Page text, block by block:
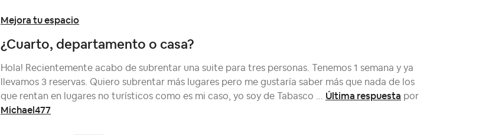
Mejora tu espacio
¿Cuarto, departamento o casa?
Hola! Recientemente acabo de subrentar una suite para tres personas. Tenemos 1 semana y ya
llevamos 3 reservas. Quiero subrentar más lugares pero me gustaría saber más que nada de los
que rentan en lugares no turísticos como es mi caso, yo soy de Tabasco ... Última respuesta por
Michael477